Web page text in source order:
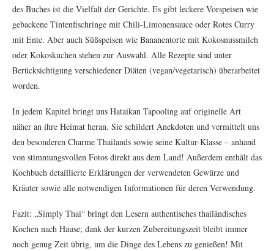
des Buches ist die Vielfalt der Gerichte. Es gibt leckere Vorspeisen wie
gebackene Tintenfischringe mit Chili-Limonensauce oder Rotes Curry
mit Ente. Aber auch Süßspeisen wie Bananentorte mit Kokosnussmilch
oder Kokoskuchen stehen zur Auswahl. Alle Rezepte sind unter
Berücksichtigung verschiedener Diäten (vegan/vegetarisch) überarbeitet
worden.
In jedem Kapitel bringt uns Hataikan Tapooling auf originelle Art
näher an ihre Heimat heran. Sie schildert Anekdoten und vermittelt uns
den besonderen Charme Thailands sowie seine Kultur-Klasse – anhand
von stimmungsvollen Fotos direkt aus dem Land! Außerdem enthält das
Kochbuch detaillierte Erklärungen der verwendeten Gewürze und
Kräuter sowie alle notwendigen Informationen für deren Verwendung.
Fazit: „Simply Thai“ bringt den Lesern authentisches thailändisches
Kochen nach Hause; dank der kurzen Zubereitungszeit bleibt immer
noch genug Zeit übrig, um die Dinge des Lebens zu genießen! Mit